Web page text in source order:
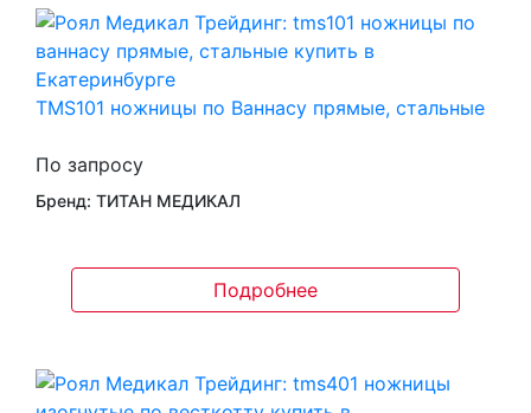
TMS101 ножницы по Ваннасу прямые, стальные
По запросу
Бренд: ТИТАН МЕДИКАЛ
Подробнее